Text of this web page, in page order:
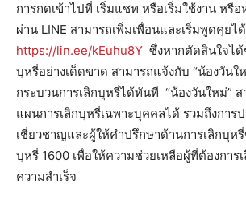
การกดเข้าไปที่ เริ่มแชท หรือเริ่มใช้งาน หรื
ผ่าน LINE สามารถเพิ่มเพื่อนและเริ่มพูดคุยไ
https://lin.ee/kEuhu8Y ซึ่งหากตัดสินใจได้
บุหรี่อย่างเด็ดขาด สามารถแจ้งกับ “น้องวันใ
กระบวนการเลิกบุหรี่ได้ทันที “น้องวันใหม่”
แผนการเลิกบุหรี่เฉพาะบุคคลได้ รวมถึงการ
เชี่ยวชาญและผู้ให้คำปรึกษาด้านการเลิกบุห
บุหรี่ 1600 เพื่อให้ความช่วยเหลือผู้ที่ต้องการ
ความสำเร็จ